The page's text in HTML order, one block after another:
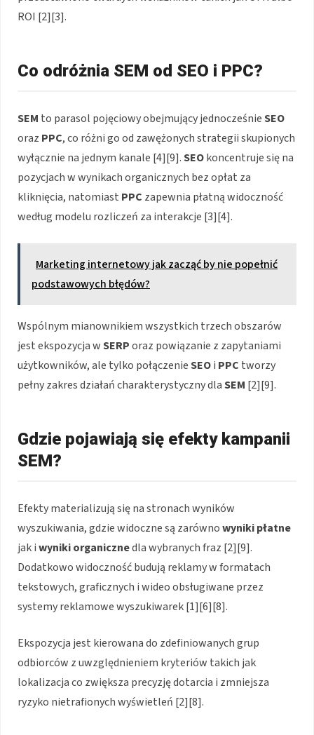
ROI [2][3].
Co odróżnia SEM od SEO i PPC?
SEM to parasol pojęciowy obejmujący jednocześnieSEO
oraz PPC, co różni go od zawężonych strategii skupionych
wyłącznie na jednym kanale [4][9].SEOkoncentruje się na
pozycjach w wynikach organicznych bez opłat za
kliknięcia, natomiast PPC zapewnia płatną widoczność
według modelu rozliczeń za interakcje [3][4].
Marketing internetowy jak zacząć by nie popełnić
podstawowych błędów?
Wspólnym mianownikiem wszystkich trzech obszarów
jest ekspozycja wSERPoraz powiązanie z zapytaniami
użytkowników, ale tylko połączenieSEOi PPC tworzy
pełny zakres działań charakterystyczny dlaSEM [2][9].
Gdzie pojawiają się efekty kampanii
SEM?
Efekty materializują się na stronach wyników
wyszukiwania, gdzie widoczne są zarównowyniki płatne
jak iwyniki organicznedla wybranych fraz [2][9].
Dodatkowo widoczność budują reklamy w formatach
tekstowych, graficznych i wideo obsługiwane przez
systemy reklamowe wyszukiwarek [1][6][8].
Ekspozycja jest kierowana do zdefiniowanych grup
odbiorców z uwzględnieniem kryteriów takich jak
lokalizacja co zwiększa precyzję dotarcia i zmniejsza
ryzyko nietrafionych wyświetleń [2][8].